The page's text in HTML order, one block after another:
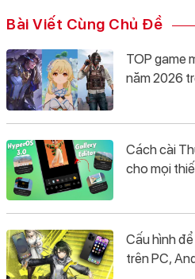
Bài Viết Cùng Chủ Đề
TOP game
năm 2026
Cách cài
cho mọi
Cấu hình
trên PC,